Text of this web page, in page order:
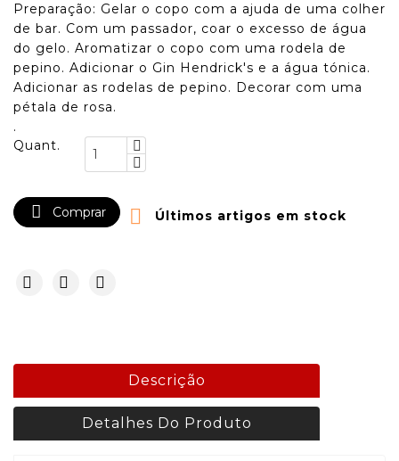
Preparação: Gelar o copo com a ajuda de uma colher
de bar. Com um passador, coar o excesso de água
do gelo. Aromatizar o copo com uma rodela de
pepino. Adicionar o Gin Hendrick's e a água tónica.
Adicionar as rodelas de pepino. Decorar com uma
pétala de rosa.
.
Quant.
 Comprar  Últimos artigos em stock
Descrição
Detalhes Do Produto